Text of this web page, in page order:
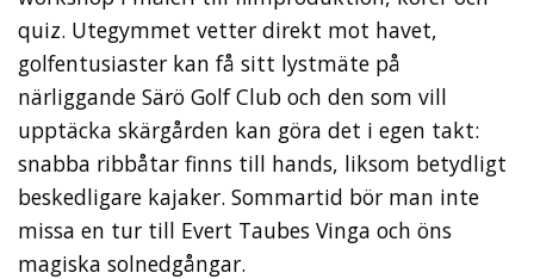
quiz. Utegymmet vetter direkt mot havet,
golfentusiaster kan få sitt lystmäte på
närliggande Särö Golf Club och den som vill
upptäcka skärgården kan göra det i egen takt:
snabba ribbåtar finns till hands, liksom betydligt
beskedligare kajaker. Sommartid bör man inte
missa en tur till Evert Taubes Vinga och öns
magiska solnedgångar.